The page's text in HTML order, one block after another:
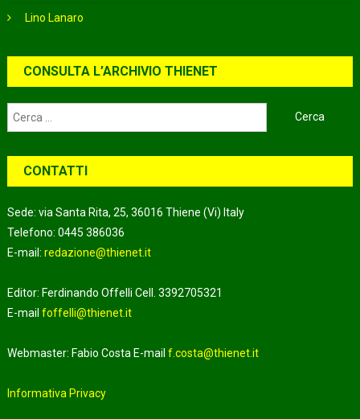
Lino Lanaro
CONSULTA L’ARCHIVIO THIENET
Ricerca
per:
CONTATTI
Sede: via Santa Rita, 25, 36016 Thiene (Vi) Italy
Telefono: 0445 386036
E-mail:redazione@thienet.it
Editor: Ferdinando Offelli Cell. 3392705321
E-mailfoffelli@thienet.it
Webmaster: Fabio Costa E-mailf.costa@thienet.it
Informativa Privacy